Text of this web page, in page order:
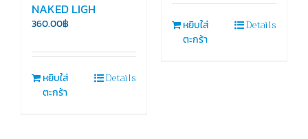
NAKED LIGH
360.00฿
หยิบใส่
ตะกร้า
Details
หยิบใส่
ตะกร้า
Details